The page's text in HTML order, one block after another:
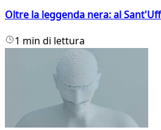
Oltre la leggenda nera: al
1 min di lettura